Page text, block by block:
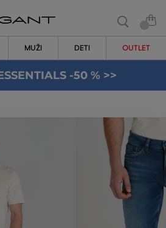
MUŽI DETI OUTLET
-50 % >>